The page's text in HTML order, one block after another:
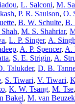
, L. Salconi, M.
, P. R. Saulson, O.
, B. W. Schulte, B.
, M. S. Shahriar,
, L. P. Singer, A. Singh
, A. P. Spencer, A.
, S. E. Strigin, A.
Talukder, D. B.
, S. Tiwari, V. Tiwari,
, K. W. Tsang, M. Tse,
Bakel, M. van